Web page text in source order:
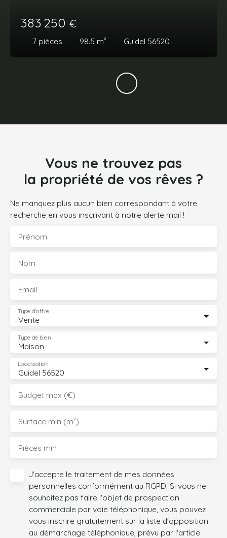
383 250 €
7 pièces 98.5 m² Guidel 56520
Vous ne trouvez pas
la propriété de vos rêves ?
Ne manquez plus aucun bien correspondant à votre
recherche en vous inscrivant à notre alerte mail !
Prénom
Nom
Email
Vente
Type d'offre
Maison
Type de bien
Guidel 56520
Localisation
Budget max (€)
Surface min (m²)
Pièces min
J'accepte le traitement de mes données
personnelles conformément au RGPD. Si vous ne
souhaitez pas faire l'objet de prospection
commerciale par voie téléphonique, vous pouvez
vous inscrire gratuitement sur la liste d'opposition
au démarchage téléphonique, prévu par l'article